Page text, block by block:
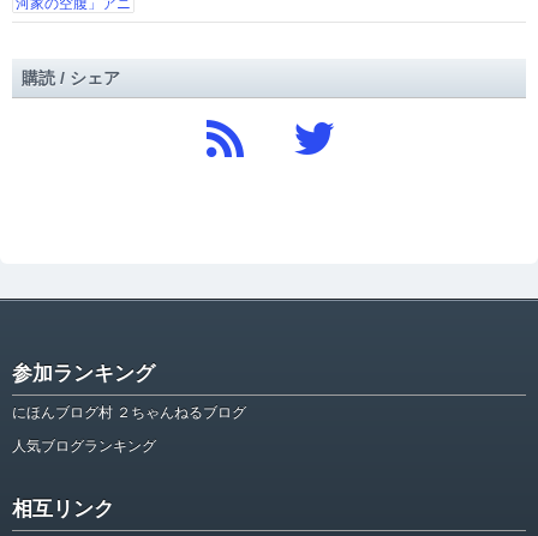
購読 / シェア
参加ランキング
にほんブログ村 ２ちゃんねるブログ
人気ブログランキング
相互リンク